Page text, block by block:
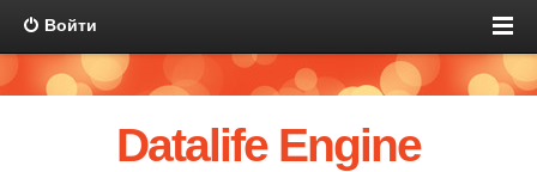
Войти
Datalife Engine